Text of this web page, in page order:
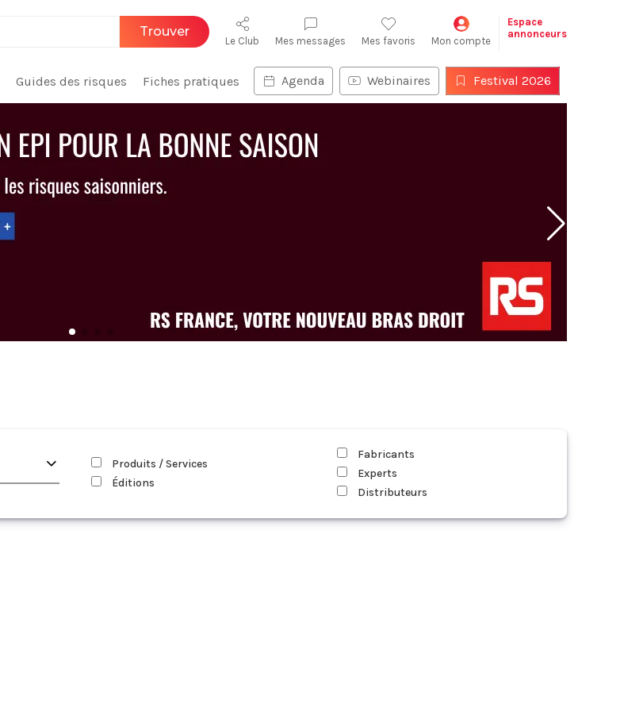
Trouver
Le Club Mes messages Mes favoris Mon compte
Espace
annonceurs
Guides des risques Fiches pratiques Agenda Webinaires Festival 2026
Produits / Services
Éditions
Fabricants
Experts
Distributeurs